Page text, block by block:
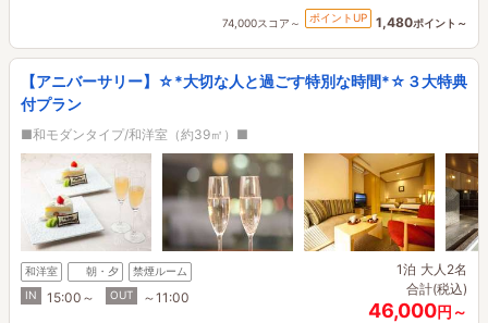
74,000スコア～ ポイントUP 1,480ポイント～
【アニバーサリー】☆*大切な人と過ごす特別な時間*☆３大特典
付プラン
■和モダンタイプ/和洋室（約39㎡）■
和洋室 朝・夕
禁煙ルーム
IN
15:00～ OUT ～11:00
1泊 大人2名
合計(税込)
46,000円～